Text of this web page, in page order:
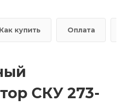
Как купить Оплата
СКУ 273-